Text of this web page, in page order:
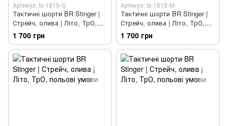
Артикул: ts-1819-S
Тактичні шорти BR Stinger |
Стрейч, олива | Літо, ТрО,
польові умови
1 700 грн
Артикул: ts-1819-M
Тактичні шорти BR Stinger |
Стрейч, олива | Літо, ТрО,
польові умови
1 700 грн